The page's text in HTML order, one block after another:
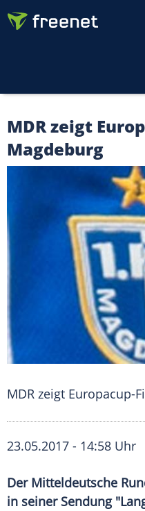
MDR zeigt
Magdeburg
MDR zeigt Europacup-
23.05.2017 - 14:58 Uhr
Der Mitteldeutsche
in seiner Sendung